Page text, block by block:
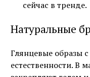
сейчас в тренде.
Натуральные
Глянцевые образы
естественности. В